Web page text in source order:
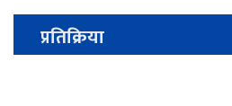
प्रतिक्रिया